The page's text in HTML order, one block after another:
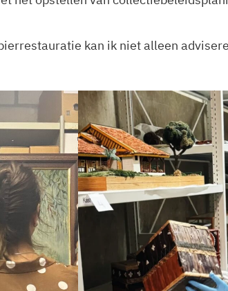
kan ik niet alleen